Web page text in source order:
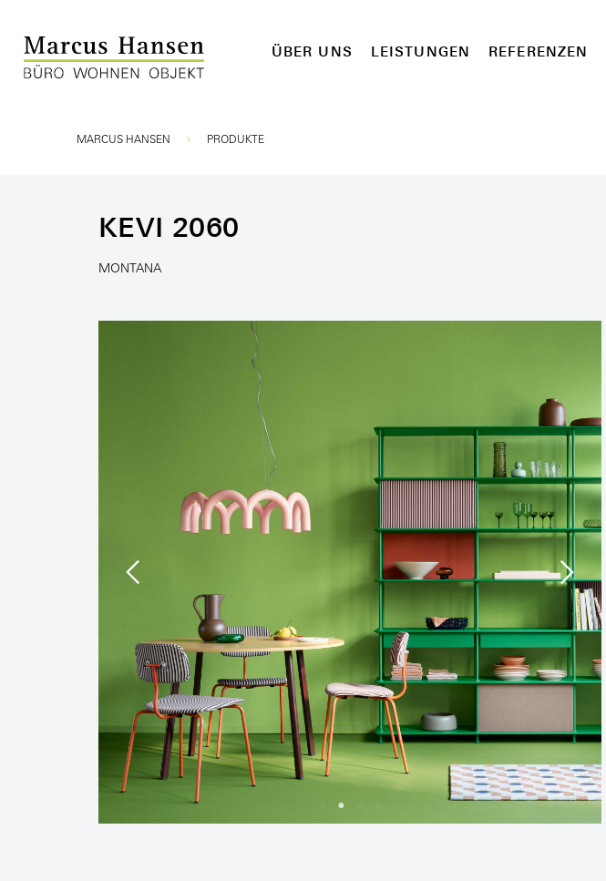
ÜBER UNS LEISTUNGEN REFERENZEN
Sie sind hier:
MARCUS HANSEN PRODUKTE
KEVI 2060
MONTANA